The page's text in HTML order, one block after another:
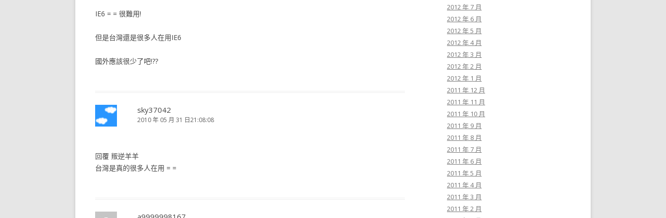
IE6 = = 很難用!
但是台灣還是很多人在用IE6
國外應該很少了吧!??
sky37042
2010 年 05 月 31 日21:08:08
回覆 叛逆羊羊
台灣是真的很多人在用 = =
2012 年 7 月
2012 年 6 月
2012 年 5 月
2012 年 4 月
2012 年 3 月
2012 年 2 月
2012 年 1 月
2011 年 12 月
2011 年 11 月
2011 年 10 月
2011 年 9 月
2011 年 8 月
2011 年 7 月
2011 年 6 月
2011 年 5 月
2011 年 4 月
2011 年 3 月
2011 年 2 月